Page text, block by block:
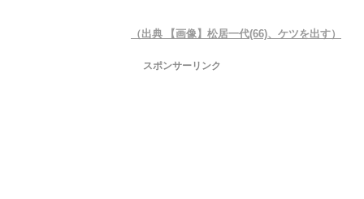
（出典 【画像】松居一代(66)、ケツを出す）
スポンサーリンク